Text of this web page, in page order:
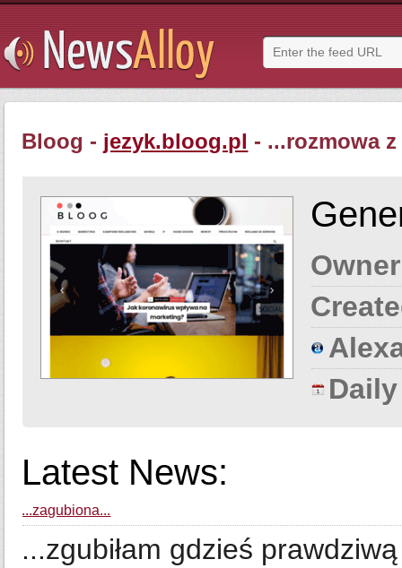
Bloog - jezyk.bloog.pl - ...rozmowa
Latest News:
...zagubiona...
...zgubiłam gdzieś